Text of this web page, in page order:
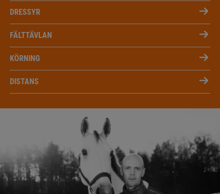
DRESSYR
FÄLTTÄVLAN
KÖRNING
DISTANS